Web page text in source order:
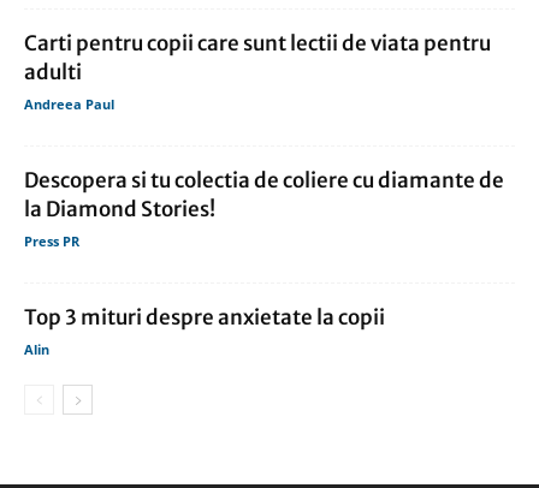
Carti pentru copii care sunt lectii de viata pentru
adulti
Andreea Paul
Descopera si tu colectia de coliere cu diamante de
la Diamond Stories!
Press PR
Top 3 mituri despre anxietate la copii
Alin